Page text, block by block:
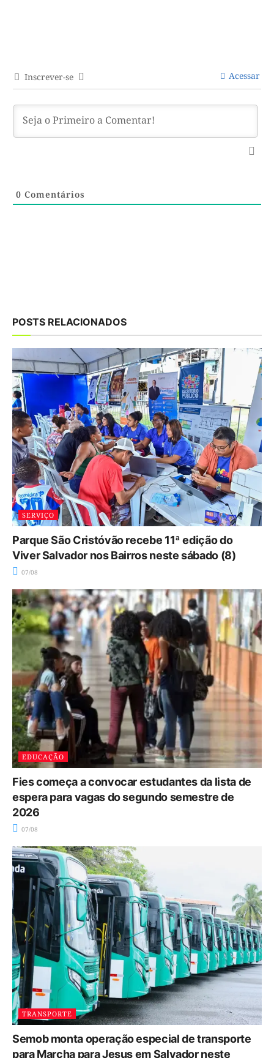
Inscrever-se Acessar
0 Comentários
POSTS RELACIONADOS
SERVIÇO
Parque São Cristóvão recebe 11ª edição do
Viver Salvador nos Bairros neste sábado (8)
07/08
EDUCAÇÃO
Fies começa a convocar estudantes da lista de
espera para vagas do segundo semestre de
2026
07/08
TRANSPORTE
Semob monta operação especial de transporte
para Marcha para Jesus em Salvador neste